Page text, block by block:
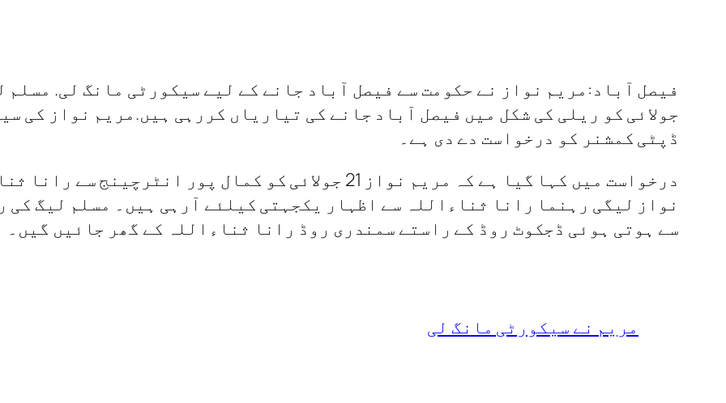
جولائی کو ریلی کی شکل میں فیصل آباد جانے کی تیاریاں کررہی ہیں.مریم نواز کی
ڈپٹی کمشنر کو درخواست دے دی ہے۔
درخواست میں کہا گیا ہے کہ مریم نواز 21 جولائی کو کمال پور
نواز لیگی رہنما رانا ثناءاللہ سے اظہار یکجہتی کیلئے آرہی ہیں۔ مسلم لیگ کی
سے ہوتی ہوئی ڈجکوٹ روڈ کے راستے سمندری روڈ رانا ثناءاللہ کے گھر جائیں گیں۔
مریم نے سیکورٹی مانگ لی